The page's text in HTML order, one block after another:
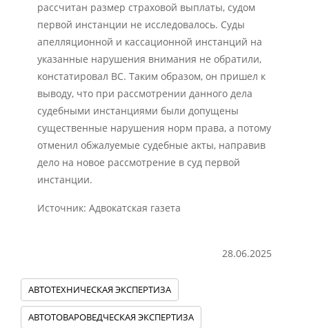
рассчитан размер страховой выплаты, судом
первой инстанции не исследовалось. Суды
апелляционной и кассационной инстанций на
указанные нарушения внимания не обратили,
констатировал ВС. Таким образом, он пришел к
выводу, что при рассмотрении данного дела
судебными инстанциями были допущены
существенные нарушения норм права, а потому
отменил обжалуемые судебные акты, направив
дело на новое рассмотрение в суд первой
инстанции.
Источник: Адвокатская газета
28.06.2025
АВТОТЕХНИЧЕСКАЯ ЭКСПЕРТИЗА
АВТОТОВАРОВЕДЧЕСКАЯ ЭКСПЕРТИЗА